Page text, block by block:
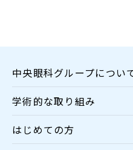
中央眼科グループについ
学術的な取り組み
はじめての方